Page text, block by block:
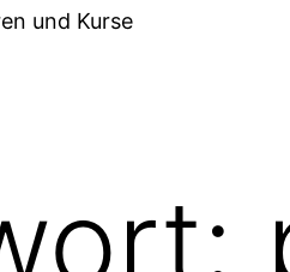
und Kurse